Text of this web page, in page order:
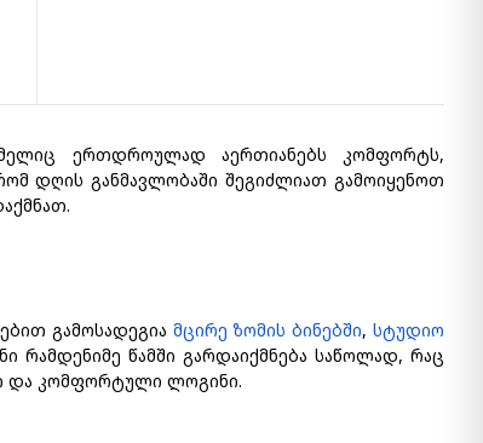
ერთდროულად აერთიანებს კომფორტს,
დღის განმავლობაში შეგიძლიათ გამოიყენოთ
გამოსადეგია მცირე ზომის ბინებში,სტუდიო
რამდენიმე წამში გარდაიქმნება საწოლად, რაც
და კომფორტული ლოგინი.